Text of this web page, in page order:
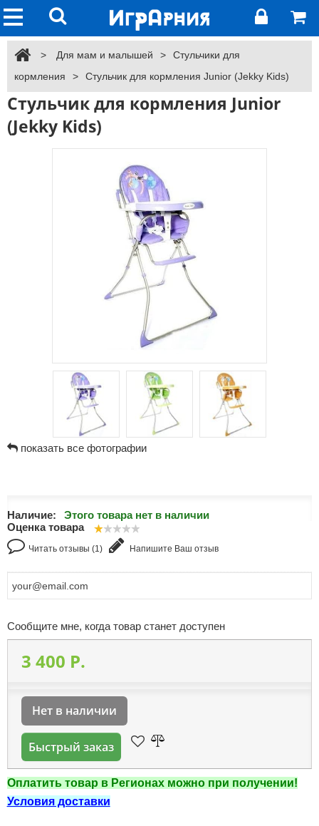
> Для мам и малышей >
Стульчики для
кормления
> Стульчик для кормления Junior (Jekky Kids)
Стульчик для кормления Junior
(Jekky Kids)
показать все фотографии
Наличие:
Этого товара нет в наличии
Оценка товара
Читать отзывы (1) Напишите Ваш отзыв
Сообщите мне, когда товар станет доступен
3 400 P.
Нет в наличии
Быстрый заказ
Оплатить товар в Регионах можно при получении!
Условия доставки